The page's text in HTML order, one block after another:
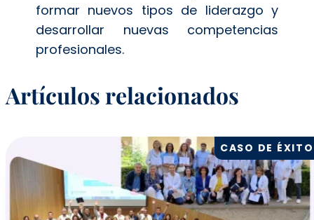
formar nuevos tipos de liderazgo y
desarrollar nuevas competencias
profesionales.
Artículos relacionados
CASO DE ÉXITO